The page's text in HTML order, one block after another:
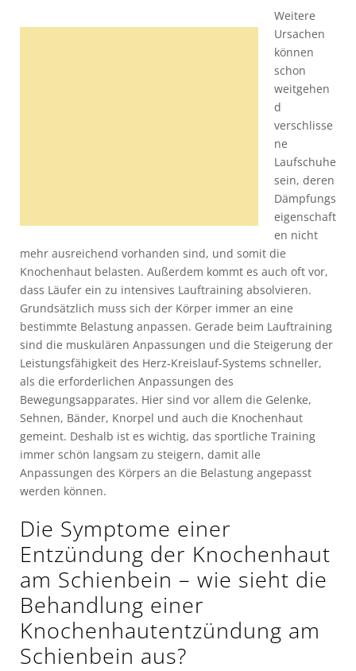
Weitere
Ursachen
können
schon
weitgehen
d
verschlisse
ne
Laufschuhe
sein, deren
Dämpfungs
eigenschaft
en nicht
mehr ausreichend vorhanden sind, und somit die
Knochenhaut belasten. Außerdem kommt es auch oft vor,
dass Läufer ein zu intensives Lauftraining absolvieren.
Grundsätzlich muss sich der Körper immer an eine
bestimmte Belastung anpassen. Gerade beim Lauftraining
sind die muskulären Anpassungen und die Steigerung der
Leistungsfähigkeit des Herz-Kreislauf-Systems schneller,
als die erforderlichen Anpassungen des
Bewegungsapparates. Hier sind vor allem die Gelenke,
Sehnen, Bänder, Knorpel und auch die Knochenhaut
gemeint. Deshalb ist es wichtig, das sportliche Training
immer schön langsam zu steigern, damit alle
Anpassungen des Körpers an die Belastung angepasst
werden können.
Die Symptome einer
Entzündung der Knochenhaut
am Schienbein – wie sieht die
Behandlung einer
Knochenhautentzündung am
Schienbein aus?